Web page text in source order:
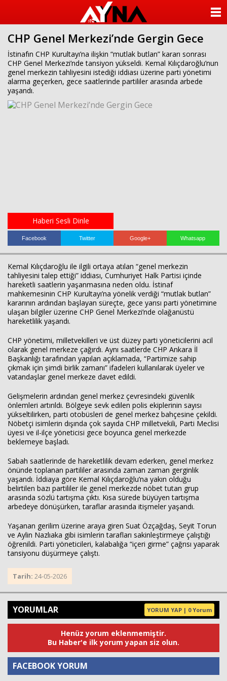
sohbet
cinsel
sohbet
sohbet
mobil
sohbet
islami
sohbetler
CHP Genel Merkezi’nde Gergin Gece
İstinafın CHP Kurultayı’na ilişkin “mutlak butlan” kararı sonrası
CHP Genel Merkezi’nde tansiyon yükseldi. Kemal Kılıçdaroğlu’nun
genel merkezin tahliyesini istediği iddiası üzerine parti yönetimi
alarma geçerken, gece saatlerinde partililer arasında arbede
yaşandı.
Haberi Sesli Dinle
Facebook Twitter Google+ Whatsapp
Kemal Kılıçdaroğlu ile ilgili ortaya atılan “genel merkezin
tahliyesini talep ettiği” iddiası, Cumhuriyet Halk Partisi içinde
hareketli saatlerin yaşanmasına neden oldu. İstinaf
mahkemesinin CHP Kurultayı’na yönelik verdiği “mutlak butlan”
kararının ardından başlayan süreçte, gece yarısı parti yönetimine
ulaşan bilgiler üzerine CHP Genel Merkezi’nde olağanüstü
hareketlilik yaşandı.
CHP yönetimi, milletvekilleri ve üst düzey parti yöneticilerini acil
olarak genel merkeze çağırdı. Aynı saatlerde CHP Ankara İl
Başkanlığı tarafından yapılan açıklamada, “Partimize sahip
çıkmak için şimdi birlik zamanı” ifadeleri kullanılarak üyeler ve
vatandaşlar genel merkeze davet edildi.
Gelişmelerin ardından genel merkez çevresindeki güvenlik
önlemleri artırıldı. Bölgeye sevk edilen polis ekiplerinin sayısı
yükseltilirken, parti otobüsleri de genel merkez bahçesine çekildi.
Nöbetçi isimlerin dışında çok sayıda CHP milletvekili, Parti Meclisi
üyesi ve il-ilçe yöneticisi gece boyunca genel merkezde
beklemeye başladı.
Sabah saatlerinde de hareketlilik devam ederken, genel merkez
önünde toplanan partililer arasında zaman zaman gerginlik
yaşandı. İddiaya göre Kemal Kılıçdaroğlu’na yakın olduğu
belirtilen bazı partililer ile genel merkezde nöbet tutan grup
arasında sözlü tartışma çıktı. Kısa sürede büyüyen tartışma
arbedeye dönüşürken, taraflar arasında itişmeler yaşandı.
Yaşanan gerilim üzerine araya giren Suat Özçağdaş, Seyit Torun
ve Aylin Nazlıaka gibi isimlerin tarafları sakinleştirmeye çalıştığı
öğrenildi. Parti yöneticileri, kalabalığa “içeri girme” çağrısı yaparak
tansiyonu düşürmeye çalıştı.
Tarih: 24-05-2026
YORUMLAR YORUM YAP | 0 Yorum
Henüz yorum eklenmemiştir.
Bu Haber'e ilk yorum yapan siz olun.
FACEBOOK YORUM
KATEGORİLER
YAZARLAR
ANKETLER